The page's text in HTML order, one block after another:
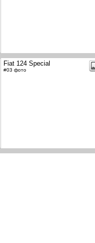
Fiat 124 Special
#03 фото